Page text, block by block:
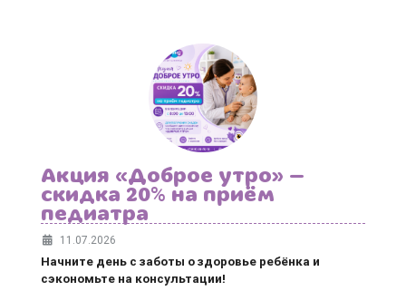
Акция «Доброе утро» —
скидка 20% на приём
педиатра
11.07.2026
Начните день с заботы о здоровье ребёнка и
сэкономьте на консультации!